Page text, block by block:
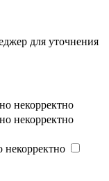
для уточнения
некорректно
некорректно
некорректно